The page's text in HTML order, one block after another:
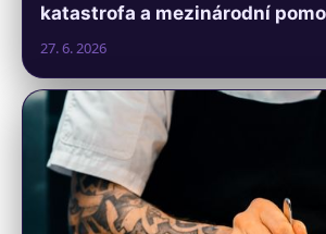
katastrofa a mezinárodní
27. 6. 2026